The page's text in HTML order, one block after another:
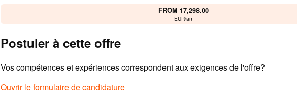
FROM 17,298.00
EUR/an
Postuler à cette offre
Vos compétences et expériences correspondent aux exigences de l'offre?
Ouvrir le formulaire de candidature